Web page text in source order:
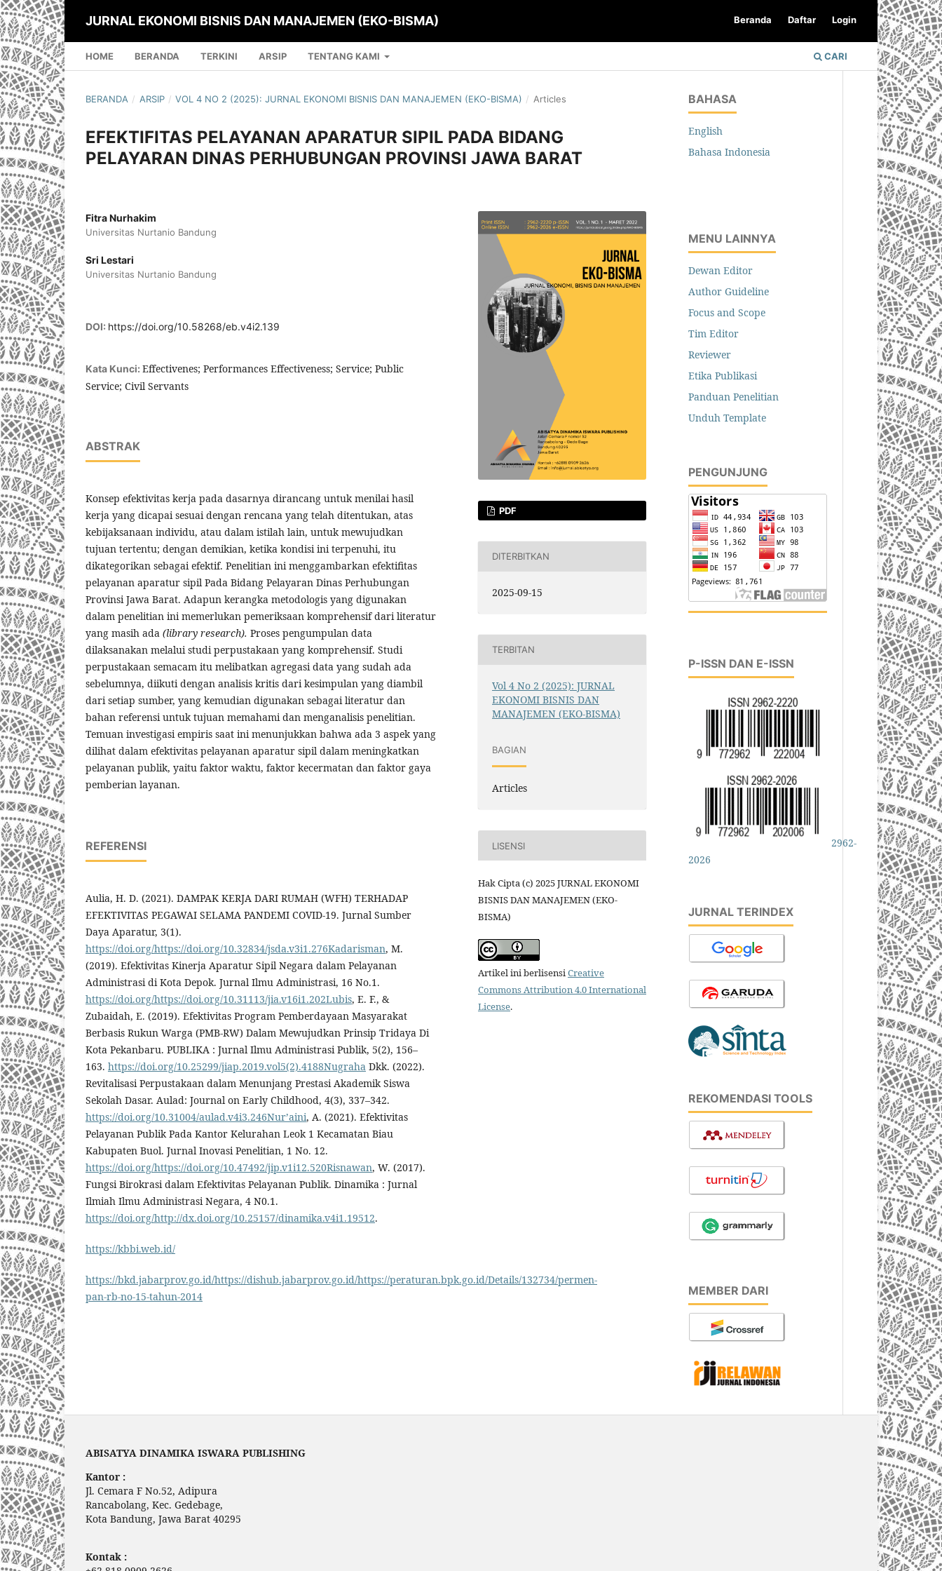
JURNAL EKONOMI BISNIS DAN MANAJEMEN (EKO-BISMA)
HOME BERANDA TERKINI ARSIP TENTANG KAMI CARI
Beranda Daftar Login
BERANDA / ARSIP / VOL 4 NO 2 (2025): JURNAL EKONOMI BISNIS DAN MANAJEMEN (EKO-BISMA) / Articles
EFEKTIFITAS PELAYANAN APARATUR SIPIL PADA BIDANG
PELAYARAN DINAS PERHUBUNGAN PROVINSI JAWA BARAT
Fitra Nurhakim
Universitas Nurtanio Bandung
Sri Lestari
Universitas Nurtanio Bandung
DOI: https://doi.org/10.58268/eb.v4i2.139
Kata Kunci: Effectivenes; Performances Effectiveness; Service; Public
Service; Civil Servants
ABSTRAK
Konsep efektivitas kerja pada dasarnya dirancang untuk menilai hasil
kerja yang dicapai sesuai dengan rencana yang telah ditentukan, atas
kebijaksanaan individu, atau dalam istilah lain, untuk mewujudkan
tujuan tertentu; dengan demikian, ketika kondisi ini terpenuhi, itu
dikategorikan sebagai efektif. Penelitian ini menggambarkan efektifitas
pelayanan aparatur sipil Pada Bidang Pelayaran Dinas Perhubungan
Provinsi Jawa Barat. Adapun kerangka metodologis yang digunakan
dalam penelitian ini memerlukan pemeriksaan komprehensif dari literatur
yang masih ada (library research). Proses pengumpulan data
dilaksanakan melalui studi perpustakaan yang komprehensif. Studi
perpustakaan semacam itu melibatkan agregasi data yang sudah ada
sebelumnya, diikuti dengan analisis kritis dari kesimpulan yang diambil
dari setiap sumber, yang kemudian digunakan sebagai literatur dan
bahan referensi untuk tujuan memahami dan menganalisis penelitian.
Temuan investigasi empiris saat ini menunjukkan bahwa ada 3 aspek yang
dilihat dalam efektivitas pelayanan aparatur sipil dalam meningkatkan
pelayanan publik, yaitu faktor waktu, faktor kecermatan dan faktor gaya
pemberian layanan.
REFERENSI
Aulia, H. D. (2021). DAMPAK KERJA DARI RUMAH (WFH) TERHADAP
EFEKTIVITAS PEGAWAI SELAMA PANDEMI COVID-19. Jurnal Sumber
Daya Aparatur, 3(1).
https://doi.org/https://doi.org/10.32834/jsda.v3i1.276Kadarisman, M.
(2019). Efektivitas Kinerja Aparatur Sipil Negara dalam Pelayanan
Administrasi di Kota Depok. Jurnal Ilmu Administrasi, 16 No.1.
https://doi.org/https://doi.org/10.31113/jia.v16i1.202Lubis, E. F., &
Zubaidah, E. (2019). Efektivitas Program Pemberdayaan Masyarakat
Berbasis Rukun Warga (PMB-RW) Dalam Mewujudkan Prinsip Tridaya Di
Kota Pekanbaru. PUBLIKA : Jurnal Ilmu Administrasi Publik, 5(2), 156–
163. https://doi.org/10.25299/jiap.2019.vol5(2).4188Nugraha Dkk. (2022).
Revitalisasi Perpustakaan dalam Menunjang Prestasi Akademik Siswa
Sekolah Dasar. Aulad: Journal on Early Childhood, 4(3), 337–342.
https://doi.org/10.31004/aulad.v4i3.246Nur’aini, A. (2021). Efektivitas
Pelayanan Publik Pada Kantor Kelurahan Leok 1 Kecamatan Biau
Kabupaten Buol. Jurnal Inovasi Penelitian, 1 No. 12.
https://doi.org/https://doi.org/10.47492/jip.v1i12.520Risnawan, W. (2017).
Fungsi Birokrasi dalam Efektivitas Pelayanan Publik. Dinamika : Jurnal
Ilmiah Ilmu Administrasi Negara, 4 N0.1.
https://doi.org/http://dx.doi.org/10.25157/dinamika.v4i1.19512.
https://kbbi.web.id/
https://bkd.jabarprov.go.id/https://dishub.jabarprov.go.id/https://peraturan.bpk.go.id/Details/132734/permen-
pan-rb-no-15-tahun-2014
PDF
DITERBITKAN
2025-09-15
TERBITAN
Vol 4 No 2 (2025): JURNAL
EKONOMI BISNIS DAN
MANAJEMEN (EKO-BISMA)
BAGIAN
Articles
LISENSI
Hak Cipta (c) 2025 JURNAL EKONOMI
BISNIS DAN MANAJEMEN (EKO-
BISMA)
Artikel ini berlisensiCreative
Commons Attribution 4.0 International
License.
BAHASA
English
Bahasa Indonesia
MENU LAINNYA
Dewan Editor
Author Guideline
Focus and Scope
Tim Editor
Reviewer
Etika Publikasi
Panduan Penelitian
Unduh Template
PENGUNJUNG
P-ISSN DAN E-ISSN
2962-
2026
JURNAL TERINDEX
REKOMENDASI TOOLS
MEMBER DARI
ABISATYA DINAMIKA ISWARA PUBLISHING
Kantor :
Jl. Cemara F No.52, Adipura
Rancabolang, Kec. Gedebage,
Kota Bandung, Jawa Barat 40295
Kontak :